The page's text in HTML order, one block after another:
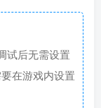
试后无需设置
在游戏内设置